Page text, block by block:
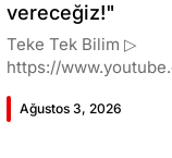
vereceğiz!"
Teke Tek Bilim ▷
https://
Butlan kararı kimin
Ağustos 3, 2026